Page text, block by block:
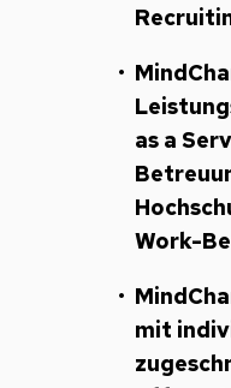
as a
Work-
mit